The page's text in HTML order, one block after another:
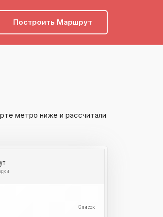
Построить Маршрут
метро ниже и рассчитали